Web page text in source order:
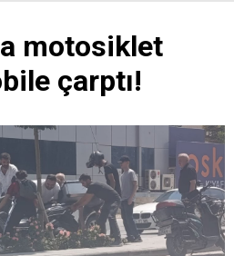
motosiklet
çarptı!